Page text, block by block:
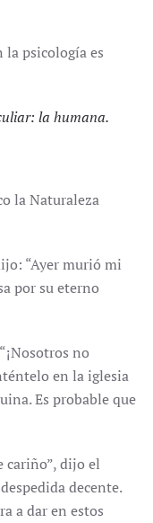
la psicología es
la humana.
la Naturaleza
“Ayer murió mi
por su eterno
no
en la iglesia
Es probable que
cariño”, dijo el
decente.
a dar en estos